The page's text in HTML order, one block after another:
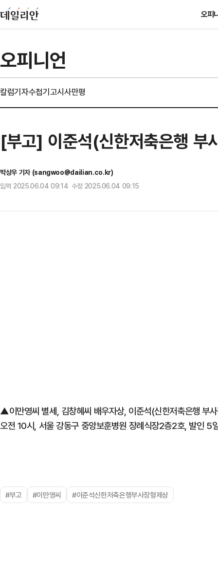
오피
오피니언
칼럼기자수첩기고시사만평
[부고] 이준석(신한저축은행 부
박상우 기자 (sangwoo@dailian.co.kr)
입력 2025.06.04 09:14 수정 2025.06.04 09:15
▲이만영씨 별세, 김창혜씨 배우자상, 이준석(신한저축은행 부
오전 10시, 서울 강동구 중앙보훈병원 장례식장2층2호, 발
#부고 #이만영씨 #이준석신한저축은행부사장형제상